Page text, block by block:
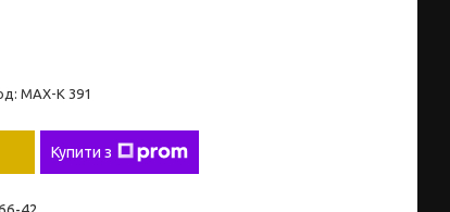
MAX-K 391
Купити з